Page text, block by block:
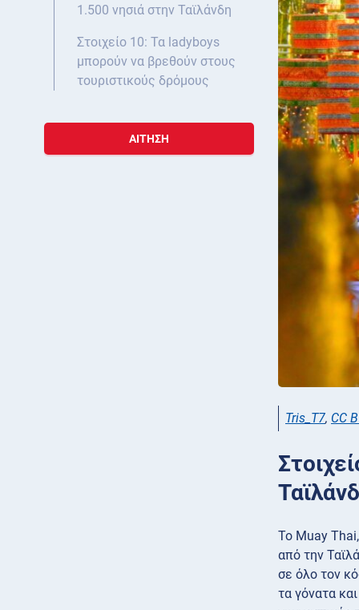
1.500 νησιά στην Ταϊλάνδη
Στοιχείο 10: Τα ladyboys
μπορούν να βρεθούν στους
τουριστικούς δρόμους
ΑΊΤΗΣΗ
Tris_T7, CC
Το Muay
από την
σε όλο τον
τα γόνατα